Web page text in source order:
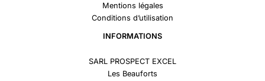
Mentions légales
Conditions d’utilisation
INFORMATIONS
SARL PROSPECT EXCEL
Les Beauforts